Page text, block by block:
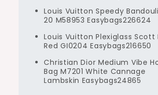
Louis Vuitton Speedy
20 M58953 Easybags226624
Louis Vuitton Plexiglass Scott
Red GI0204 Easybags216650
Christian Dior Medium Vibe
Bag M7201 White Cannage
Lambskin Easybags24865